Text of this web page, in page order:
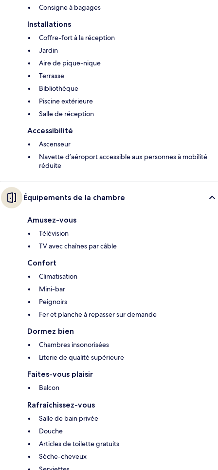
Consigne à bagages
Installations
Coffre-fort à la réception
Jardin
Aire de pique-nique
Terrasse
Bibliothèque
Piscine extérieure
Salle de réception
Accessibilité
Ascenseur
Navette d’aéroport accessible aux personnes à mobilité
réduite
Équipements de la chambre
Amusez-vous
Télévision
TV avec chaînes par câble
Confort
Climatisation
Mini-bar
Peignoirs
Fer et planche à repasser sur demande
Dormez bien
Chambres insonorisées
Literie de qualité supérieure
Faites-vous plaisir
Balcon
Rafraîchissez-vous
Salle de bain privée
Douche
Articles de toilette gratuits
Sèche-cheveux